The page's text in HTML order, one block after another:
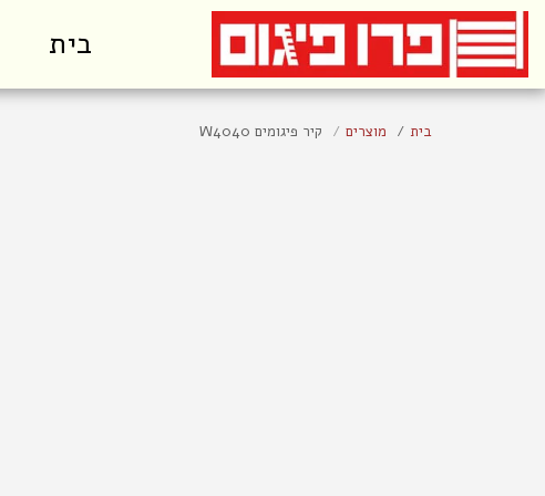
בית
בית מוצרים קיר פיגומים W4040